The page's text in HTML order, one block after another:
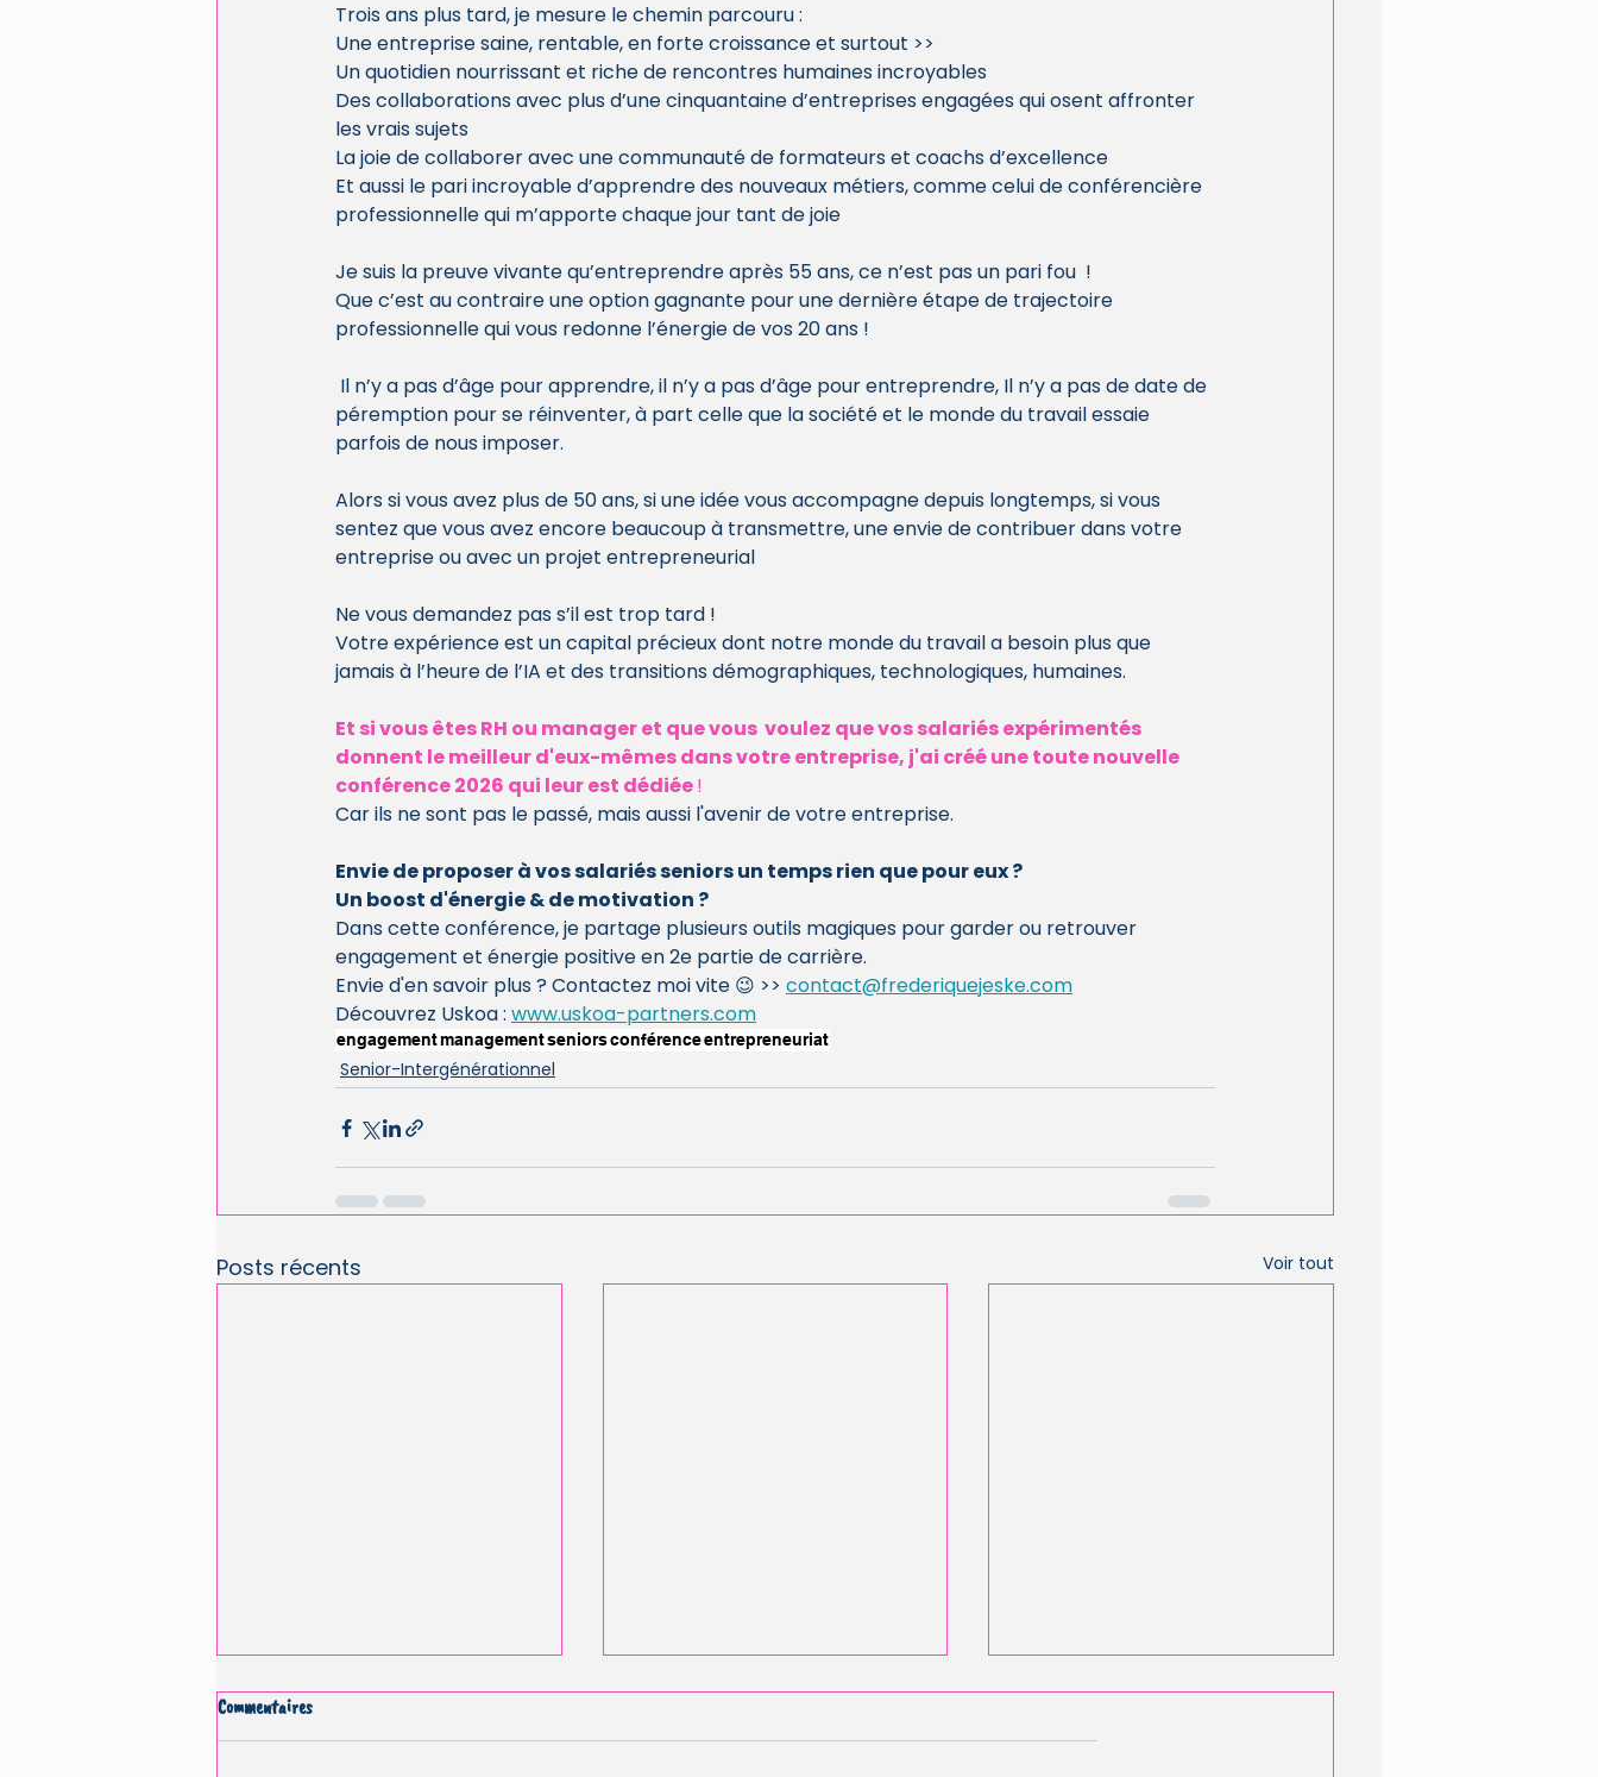
Trois ans plus tard, je mesure le chemin parcouru :
Une entreprise saine, rentable, en forte croissance et surtout >>
Un quotidien nourrissant et riche de rencontres humaines incroyables
Des collaborations avec plus d’une cinquantaine d’entreprises engagées qui osent affronter
les vrais sujets
La joie de collaborer avec une communauté de formateurs et coachs d’excellence
Et aussi le pari incroyable d’apprendre des nouveaux métiers, comme celui de conférencière
professionnelle qui m’apporte chaque jour tant de joie
Je suis la preuve vivante qu’entreprendre après 55 ans, ce n’est pas un pari fou  !
Que c’est au contraire une option gagnante pour une dernière étape de trajectoire
professionnelle qui vous redonne l’énergie de vos 20 ans !
péremption pour se réinventer, à part celle que la société et le monde du travail essaie
parfois de nous imposer.
Alors si vous avez plus de 50 ans, si une idée vous accompagne depuis longtemps, si vous
sentez que vous avez encore beaucoup à transmettre, une envie de contribuer dans votre
entreprise ou avec un projet entrepreneurial
Ne vous demandez pas s’il est trop tard !
Votre expérience est un capital précieux dont notre monde du travail a besoin plus que
jamais à l’heure de l’IA et des transitions démographiques, technologiques, humaines.
Et si vous êtes RH ou manager et que vous  voulez que vos salariés expérimentés
donnent le meilleur d'eux-mêmes dans votre entreprise, j'ai créé une toute nouvelle
conférence 2026 qui leur est dédiée !
Car ils ne sont pas le passé, mais aussi l'avenir de votre entreprise.
Envie de proposer à vos salariés seniors un temps rien que pour eux ?
Un boost d'énergie & de motivation ?
Dans cette conférence, je partage plusieurs outils magiques pour garder ou retrouver
engagement et énergie positive en 2e partie de carrière.
Envie d'en savoir plus ? Contactez moi vite 😉 >> contact@frederiquejeske.com
Découvrez Uskoa : www.uskoa-partners.com
engagementmanagementseniorsconférenceentrepreneuriat
Senior-Intergénérationnel
Posts récents Voir tout
Commentaires